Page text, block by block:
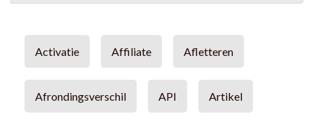
Activatie Affiliate Afletteren
Afrondingsverschil API Artikel